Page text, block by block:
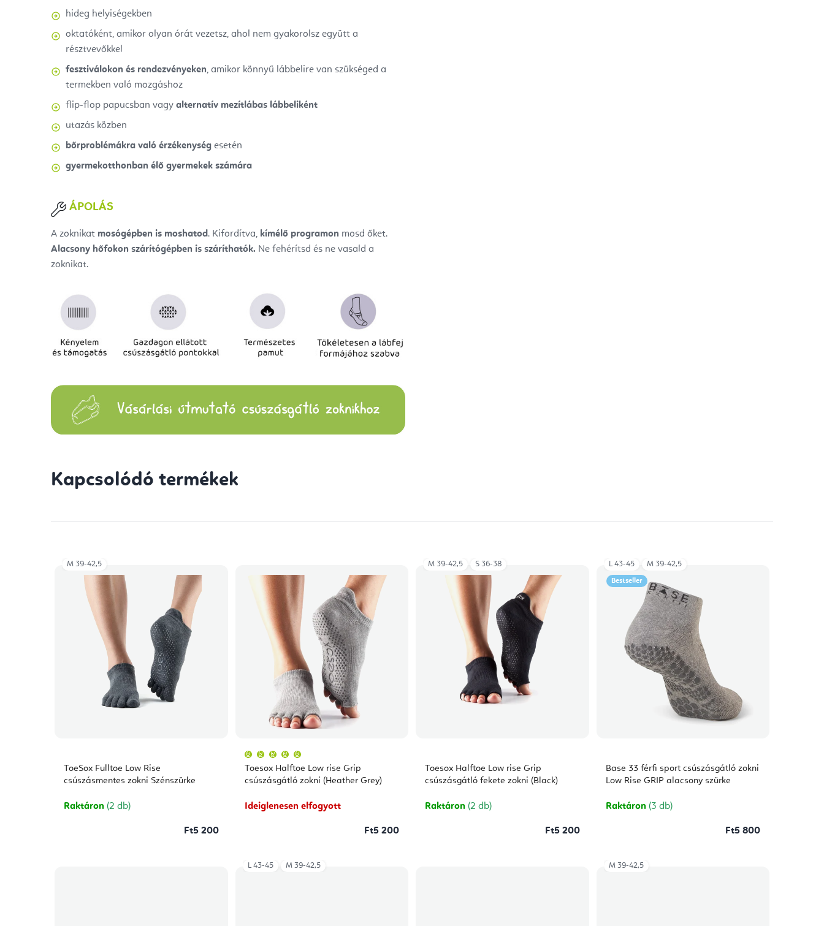
hideg helyiségekben
oktatóként, amikor olyan órát vezetsz, ahol nem gyakorolsz együtt a
résztvevőkkel
fesztiválokon és rendezvényeken, amikor könnyű lábbelire van szükséged a
termekben való mozgáshoz
flip-flop papucsban vagy alternatív mezítlábas lábbeliként
utazás közben
bőrproblémákra való érzékenység esetén
gyermekotthonban élő gyermekek számára
ÁPOLÁS
A zoknikat mosógépben is moshatod. Kifordítva, kímélő programon mosd őket.
Alacsony hőfokon szárítógépben is száríthatók. Ne fehérítsd és ne vasald a
zoknikat.
Kapcsolódó termékek
ToeSox Fulltoe Low Rise
csúszásmentes zokni Szénszürke
Raktáron (2 db)
Ft5 200
M 39-42,5
Toesox Halftoe Low rise Grip
csúszásgátló zokni (Heather Grey)
átlagos
értékelése
5-
csillag.
Ideiglenesen elfogyott
Ft5 200
Toesox Halftoe Low rise Grip
csúszásgátló fekete zokni (Black)
Raktáron (2 db)
Ft5 200
M 39-42,5 S 36-38
Bestseller
Base 33 férfi sport csúszásgátló zokni
Low Rise GRIP alacsony szürke
Raktáron (3 db)
Ft5 800
L 43-45 M 39-42,5
L 43-45 M 39-42,5 M 39-42,5